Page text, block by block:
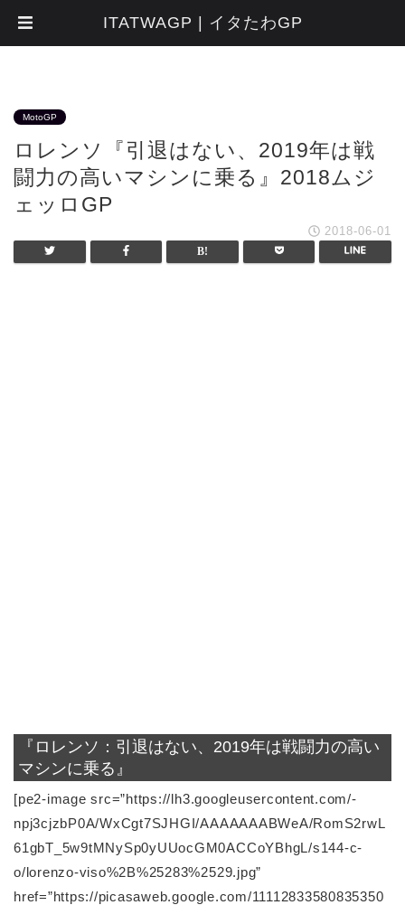
MotoGP
ロレンソ『引退はない、2019年は戦
闘力の高いマシンに乗る』2018ムジ
ェッロGP
2018-06-01
『ロレンソ：引退はない、2019年は戦闘力の高い
マシンに乗る』
[pe2-image src=”https://lh3.googleusercontent.com/-
npj3cjzbP0A/WxCgt7SJHGI/AAAAAAABWeA/RomS2rwL
61gbT_5w9tMNySp0yUUocGM0ACCoYBhgL/s144-c-
o/lorenzo-viso%2B%25283%2529.jpg”
href=”https://picasaweb.google.com/11112833580835350
ITATWAGP | イタたわGP